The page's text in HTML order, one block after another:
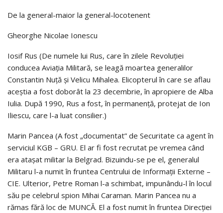
De la general-maior la general-locotenent
Gheorghe Nicolae Ionescu
Iosif Rus (De numele lui Rus, care în zilele Revoluţiei
conducea Aviaţia Militară, se leagă moartea generalilor
Constantin Nuţă şi Velicu Mihalea. Elicopterul în care se aflau
aceştia a fost doborât la 23 decembrie, în apropiere de Alba
Iulia. După 1990, Rus a fost, în permanenţă, protejat de Ion
Iliescu, care l-a luat consilier.)
Marin Pancea (A fost „documentat” de Securitate ca agent în
serviciul KGB – GRU. El ar fi fost recrutat pe vremea când
era ataşat militar la Belgrad. Bizuindu-se pe el, generalul
Militaru l-a numit în fruntea Centrului de Informaţii Externe –
CIE. Ulterior, Petre Roman l-a schimbat, impunându-l în locul
său pe celebrul spion Mihai Caraman. Marin Pancea nu a
rămas fără loc de MUNCĂ. El a fost numit în fruntea Direcţiei